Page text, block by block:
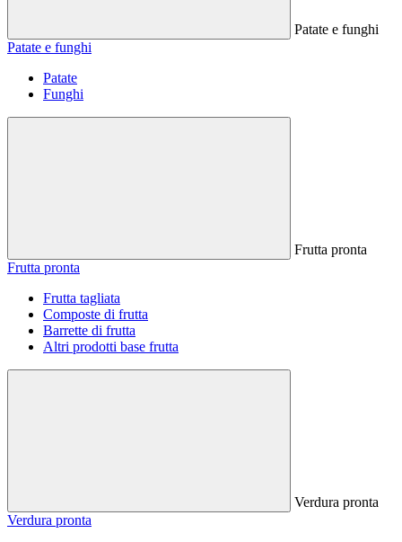
Patate e funghi
Patate e funghi
Patate
Funghi
Frutta pronta
Frutta pronta
Frutta tagliata
Composte di frutta
Barrette di frutta
Altri prodotti base frutta
Verdura pronta
Verdura pronta